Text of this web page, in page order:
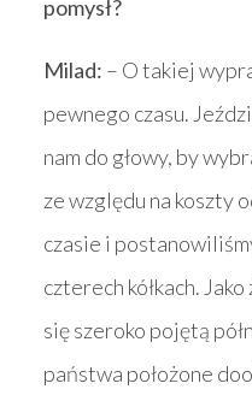
pomysł?
Milad: – O takiej
pewnego czasu.
nam do głowy, by
ze względu na koszty
czasie i
czterech kółkach.
się szeroko pojętą
państwa położone